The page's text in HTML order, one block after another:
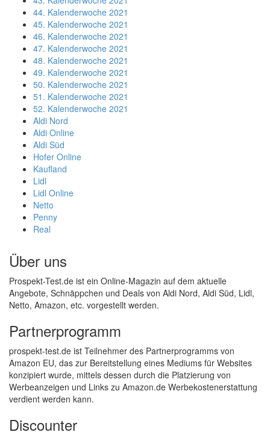
44. Kalenderwoche 2021
45. Kalenderwoche 2021
46. Kalenderwoche 2021
47. Kalenderwoche 2021
48. Kalenderwoche 2021
49. Kalenderwoche 2021
50. Kalenderwoche 2021
51. Kalenderwoche 2021
52. Kalenderwoche 2021
Aldi Nord
Aldi Online
Aldi Süd
Hofer Online
Kaufland
Lidl
Lidl Online
Netto
Penny
Real
Über uns
Prospekt-Test.de ist ein Online-Magazin auf dem aktuelle
Angebote, Schnäppchen und Deals von Aldi Nord, Aldi Süd, Lidl,
Netto, Amazon, etc. vorgestellt werden.
Partnerprogramm
prospekt-test.de ist Teilnehmer des Partnerprogramms von
Amazon EU, das zur Bereitstellung eines Mediums für Websites
konzipiert wurde, mittels dessen durch die Platzierung von
Werbeanzeigen und Links zu Amazon.de Werbekostenerstattung
verdient werden kann.
Discounter